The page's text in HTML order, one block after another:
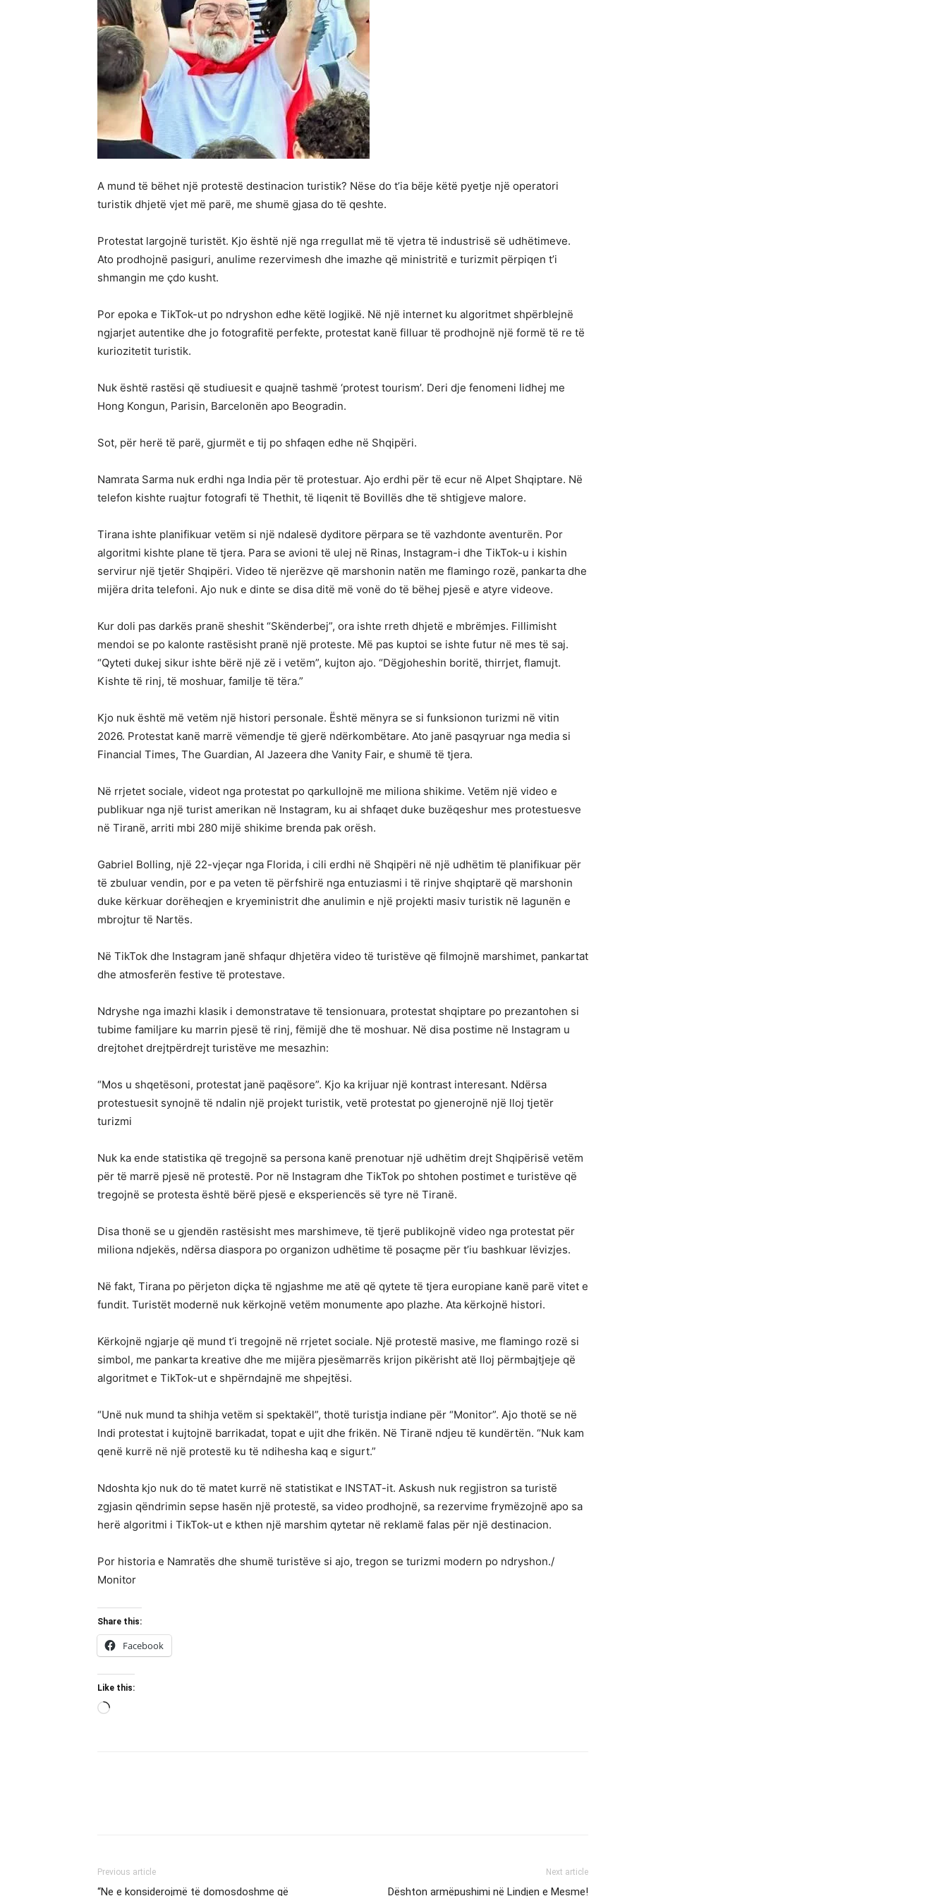
A mund të bëhet një protestë destinacion turistik? Nëse do t’ia bëje këtë pyetje një operatori
turistik dhjetë vjet më parë, me shumë gjasa do të qeshte.
Protestat largojnë turistët. Kjo është një nga rregullat më të vjetra të industrisë së udhëtimeve.
Ato prodhojnë pasiguri, anulime rezervimesh dhe imazhe që ministritë e turizmit përpiqen t’i
shmangin me çdo kusht.
Por epoka e TikTok-ut po ndryshon edhe këtë logjikë. Në një internet ku algoritmet shpërblejnë
ngjarjet autentike dhe jo fotografitë perfekte, protestat kanë filluar të prodhojnë një formë të re të
kuriozitetit turistik.
Nuk është rastësi që studiuesit e quajnë tashmë ‘protest tourism’. Deri dje fenomeni lidhej me
Hong Kongun, Parisin, Barcelonën apo Beogradin.
Sot, për herë të parë, gjurmët e tij po shfaqen edhe në Shqipëri.
Namrata Sarma nuk erdhi nga India për të protestuar. Ajo erdhi për të ecur në Alpet Shqiptare. Në
telefon kishte ruajtur fotografi të Thethit, të liqenit të Bovillës dhe të shtigjeve malore.
Tirana ishte planifikuar vetëm si një ndalesë dyditore përpara se të vazhdonte aventurën. Por
algoritmi kishte plane të tjera. Para se avioni të ulej në Rinas, Instagram-i dhe TikTok-u i kishin
servirur një tjetër Shqipëri. Video të njerëzve që marshonin natën me flamingo rozë, pankarta dhe
mijëra drita telefoni. Ajo nuk e dinte se disa ditë më vonë do të bëhej pjesë e atyre videove.
Kur doli pas darkës pranë sheshit “Skënderbej”, ora ishte rreth dhjetë e mbrëmjes. Fillimisht
mendoi se po kalonte rastësisht pranë një proteste. Më pas kuptoi se ishte futur në mes të saj.
“Qyteti dukej sikur ishte bërë një zë i vetëm”, kujton ajo. “Dëgjoheshin boritë, thirrjet, flamujt.
Kishte të rinj, të moshuar, familje të tëra.”
Kjo nuk është më vetëm një histori personale. Është mënyra se si funksionon turizmi në vitin
2026. Protestat kanë marrë vëmendje të gjerë ndërkombëtare. Ato janë pasqyruar nga media si
Financial Times, The Guardian, Al Jazeera dhe Vanity Fair, e shumë të tjera.
Në rrjetet sociale, videot nga protestat po qarkullojnë me miliona shikime. Vetëm një video e
publikuar nga një turist amerikan në Instagram, ku ai shfaqet duke buzëqeshur mes protestuesve
në Tiranë, arriti mbi 280 mijë shikime brenda pak orësh.
Gabriel Bolling, një 22-vjeçar nga Florida, i cili erdhi në Shqipëri në një udhëtim të planifikuar për
të zbuluar vendin, por e pa veten të përfshirë nga entuziasmi i të rinjve shqiptarë që marshonin
duke kërkuar dorëheqjen e kryeministrit dhe anulimin e një projekti masiv turistik në lagunën e
mbrojtur të Nartës.
Në TikTok dhe Instagram janë shfaqur dhjetëra video të turistëve që filmojnë marshimet, pankartat
dhe atmosferën festive të protestave.
Ndryshe nga imazhi klasik i demonstratave të tensionuara, protestat shqiptare po prezantohen si
tubime familjare ku marrin pjesë të rinj, fëmijë dhe të moshuar. Në disa postime në Instagram u
drejtohet drejtpërdrejt turistëve me mesazhin:
“Mos u shqetësoni, protestat janë paqësore”. Kjo ka krijuar një kontrast interesant. Ndërsa
protestuesit synojnë të ndalin një projekt turistik, vetë protestat po gjenerojnë një lloj tjetër
turizmi
Nuk ka ende statistika që tregojnë sa persona kanë prenotuar një udhëtim drejt Shqipërisë vetëm
për të marrë pjesë në protestë. Por në Instagram dhe TikTok po shtohen postimet e turistëve që
tregojnë se protesta është bërë pjesë e eksperiencës së tyre në Tiranë.
Disa thonë se u gjendën rastësisht mes marshimeve, të tjerë publikojnë video nga protestat për
miliona ndjekës, ndërsa diaspora po organizon udhëtime të posaçme për t’iu bashkuar lëvizjes.
Në fakt, Tirana po përjeton diçka të ngjashme me atë që qytete të tjera europiane kanë parë vitet e
fundit. Turistët modernë nuk kërkojnë vetëm monumente apo plazhe. Ata kërkojnë histori.
Kërkojnë ngjarje që mund t’i tregojnë në rrjetet sociale. Një protestë masive, me flamingo rozë si
simbol, me pankarta kreative dhe me mijëra pjesëmarrës krijon pikërisht atë lloj përmbajtjeje që
algoritmet e TikTok-ut e shpërndajnë me shpejtësi.
“Unë nuk mund ta shihja vetëm si spektakël”, thotë turistja indiane për “Monitor”. Ajo thotë se në
Indi protestat i kujtojnë barrikadat, topat e ujit dhe frikën. Në Tiranë ndjeu të kundërtën. “Nuk kam
qenë kurrë në një protestë ku të ndihesha kaq e sigurt.”
Ndoshta kjo nuk do të matet kurrë në statistikat e INSTAT-it. Askush nuk regjistron sa turistë
zgjasin qëndrimin sepse hasën një protestë, sa video prodhojnë, sa rezervime frymëzojnë apo sa
herë algoritmi i TikTok-ut e kthen një marshim qytetar në reklamë falas për një destinacion.
Por historia e Namratës dhe shumë turistëve si ajo, tregon se turizmi modern po ndryshon./
Monitor
Share this:
Facebook
Like this:
Previous article
“Ne e konsiderojmë të domosdoshme që
Next article
Dështon armëpushimi në Lindjen e Mesme!